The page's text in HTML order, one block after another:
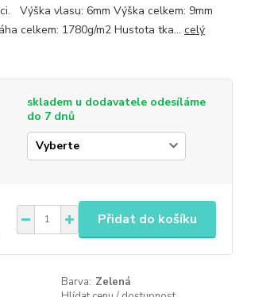
Výška vlasu: 6mm Výška celkem: 9mm
celkem: 1780g/m2 Hustota tka... celý
skladem u dodavatele odesíláme
do 7 dnů
Přidat do košíku
Barva: Zelená